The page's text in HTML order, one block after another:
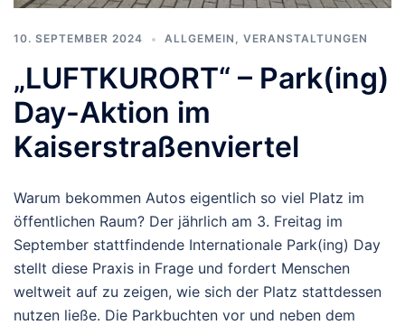
10. SEPTEMBER 2024 ALLGEMEIN , VERANSTALTUNGEN
„LUFTKURORT“ – Park(ing)
Day-Aktion im
Kaiserstraßenviertel
Warum bekommen Autos eigentlich so viel Platz im
öffentlichen Raum? Der jährlich am 3. Freitag im
September stattfindende Internationale Park(ing) Day
stellt diese Praxis in Frage und fordert Menschen
weltweit auf zu zeigen, wie sich der Platz stattdessen
nutzen ließe. Die Parkbuchten vor und neben dem